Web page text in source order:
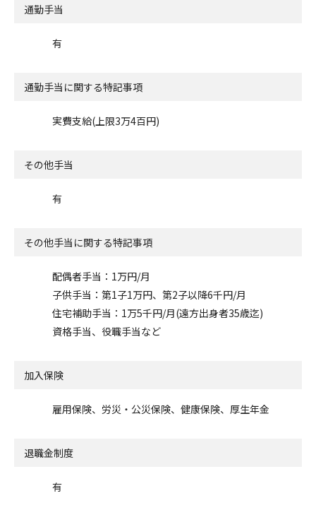
通勤手当
有
通勤手当に関する特記事項
実費支給(上限3万4百円)
その他手当
有
その他手当に関する特記事項
配偶者手当：1万円/月
子供手当：第1子1万円、第2子以降6千円/月
住宅補助手当：1万5千円/月(遠方出身者35歳迄)
資格手当、役職手当など
加入保険
雇用保険、労災・公災保険、健康保険、厚生年金
退職金制度
有